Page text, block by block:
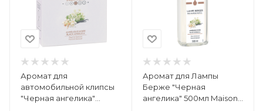
Аромат для
автомобильной клипсы
"Черная ангелика"
Аромат для Лампы
Берже "Черная
ангелика" 500мл Maison